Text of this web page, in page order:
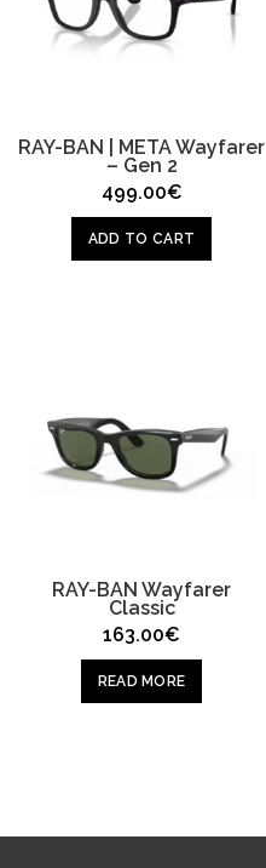
RAY-BAN | META Wayfarer
– Gen 2
499.00€
ADD TO CART
RAY-BAN Wayfarer
Classic
163.00€
READ MORE